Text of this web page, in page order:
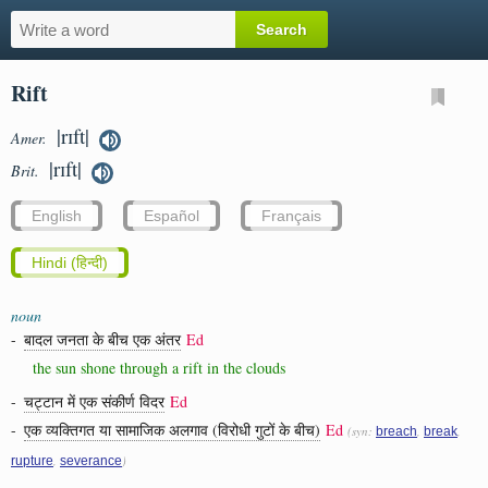
Rift
Amer. |rɪft|
Brit. |rɪft|
English Español Français
Hindi (हिन्दी)
noun
- बादल जनता के बीच एक अंतर Ed
the sun shone through a rift in the clouds
- चट्टान में एक संकीर्ण विदर Ed
- एक व्यक्तिगत या सामाजिक अलगाव (विरोधी गुटों के बीच) Ed (syn: breach break
rupture severance )